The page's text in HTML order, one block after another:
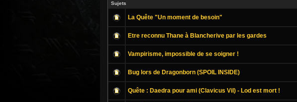
Sujets
La Quête "Un moment de besoin"
Etre reconnu Thane à Blancherive par les gardes
Vampirisme, impossible de se soigner !
Bug lors de Dragonborn (SPOIL INSIDE)
Quête : Daedra pour ami (Clavicus Vil) - Lod est mort !